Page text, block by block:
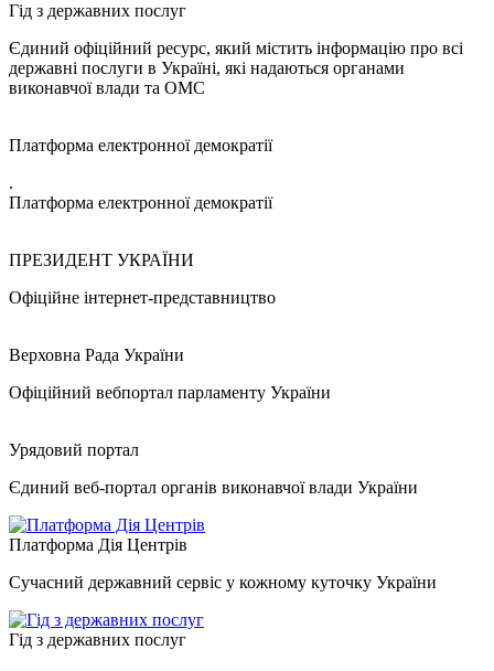
Гід з державних послуг
Єдиний офіційний ресурс, який містить інформацію про всі
державні послуги в Україні, які надаються органами
виконавчої влади та ОМС
Платформа електронної демократії
.
Платформа електронної демократії
ПРЕЗИДЕНТ УКРАЇНИ
Офіційне інтернет-представництво
Верховна Рада України
Офіційний вебпортал парламенту України
Урядовий портал
Єдиний веб-портал органів виконавчої влади України
Платформа Дія Центрів
Сучасний державний сервіс у кожному куточку України
Гід з державних послуг